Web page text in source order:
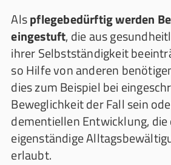
Alspflegebedürftig werden
eingestuft, die aus
ihrer Selbstständigkeit
so Hilfe von anderen
dies zum Beispiel bei
Beweglichkeit der Fall sein
dementiellen Entwicklung, die
eigenständige
erlaubt.